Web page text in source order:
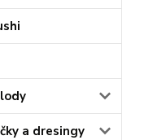
a dresingy